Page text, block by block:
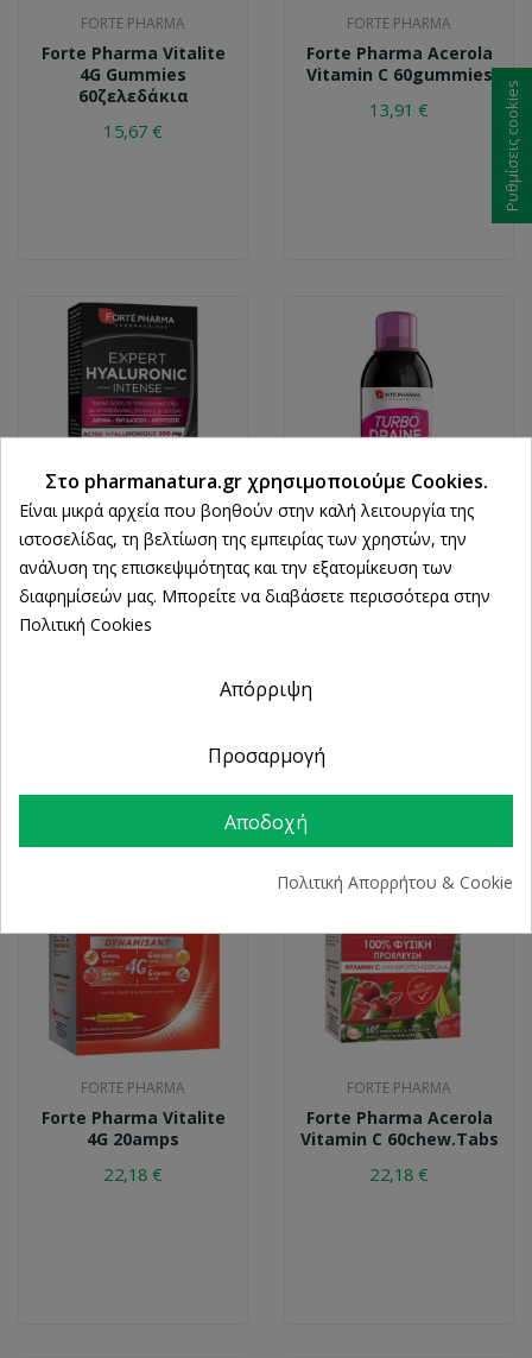
FORTE PHARMA
Forte Pharma Vitalite
4G Gummies
60ζελεδάκια
15,67 €
FORTE PHARMA
Forte Pharma Acerola
Vitamin C 60gummies
13,91 €
FORTE PHARMA
Forte Pharma Expert
Hyaluronic Intense
300mg 30caps
FORTE PHARMA
Forte Pharma Turbo
Draine Framboise 500ml
FORTE PHARMA
Forte Pharma Vitalite
4G 20amps
22,18 €
FORTE PHARMA
Forte Pharma Acerola
Vitamin C 60chew.tabs
22,18 €
Στο pharmanatura.gr χρησιμοποιούμε Cookies.
Είναι μικρά αρχεία που βοηθούν στην καλή λειτουργία της
ιστοσελίδας, τη βελτίωση της εμπειρίας των χρηστών, την
ανάλυση της επισκεψιμότητας και την εξατομίκευση των
διαφημίσεών μας. Μπορείτε να διαβάσετε περισσότερα στην
Πολιτική Cookies
Απόρριψη
Προσαρμογή
Αποδοχή
Πολιτική Απορρήτου & Cookie
Ρυθμίσεις cookies